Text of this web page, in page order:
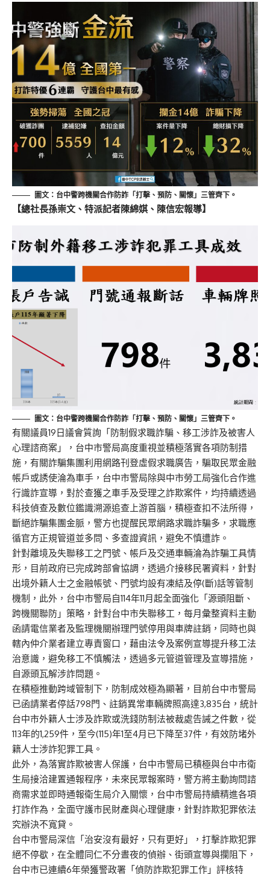
圖文：台中警跨機關合作防詐「打擊、預防、關懷」三管齊下。
【總社長孫崇文、特派記者陳綿娸、陳信宏報導】
圖文：台中警跨機關合作防詐「打擊、預防、關懷」三管齊下。
有關議員19日議會質詢「防制假求職詐騙、移工涉詐及被害人
心理諮商案」，台中市警局高度重視並積極落實各項防制措
施，有關詐騙集團利用網路刊登虛假求職廣告，騙取民眾金融
帳戶或誘使淪為車手，台中市警局除與中市勞工局強化合作進
行識詐宣導，對於查獲之車手及受理之詐欺案件，均持續透過
科技偵查及數位鑑識溯源追查上游首腦，積極查扣不法所得，
斷絕詐騙集團金脈，警方也提醒民眾網路求職詐騙多，求職應
循官方正規管道並多問、多查證資訊，避免不慎遭詐。
針對離境及失聯移工之門號、帳戶及交通車輛淪為詐騙工具情
形，目前政府已完成跨部會協調，透過介接移民署資料，針對
出境外籍人士之金融帳號、門號均設有凍結及停(斷)話等管制
機制，此外，台中市警局自114年11月起全面強化「源頭阻斷、
跨機關聯防」策略，針對台中市失聯移工，每月彙整資料主動
函請電信業者及監理機關辦理門號停用與車牌註銷，同時也與
轄內仲介業者建立專責窗口，藉由法令及案例宣導提升移工法
治意識，避免移工不慎觸法，透過多元管道管理及宣導措施，
自源頭瓦解涉詐問題。
在積極推動跨域管制下，防制成效極為顯著，目前台中市警局
已函請業者停話798門、註銷異常車輛牌照高達3,835台，統計
台中市外籍人士涉及詐欺或洗錢防制法被裁處告誡之件數，從
113年的1,259件，至今(115)年1至4月已下降至37件，有效防堵外
籍人士涉詐犯罪工具。
此外，為落實詐欺被害人保護，台中市警局已積極與台中市衛
生局接洽建置通報程序，未來民眾報案時，警方將主動詢問諮
商需求並即時通報衛生局介入關懷，台中市警局持續精進各項
打詐作為，全面守護市民財產與心理健康，針對詐欺犯罪依法
究辦決不寬貸。
台中市警局深信「治安沒有最好，只有更好」，打擊詐欺犯罪
絕不停歇，在全體同仁不分晝夜的偵辦、街頭宣導與攔阻下，
台中市已連續6年榮獲警政署「偵防詐欺犯罪工作」評核特